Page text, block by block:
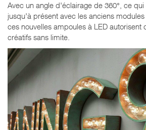
Avec un angle d'éclairage de 360°, ce
jusqu'à présent avec les anciens modules
ces nouvelles ampoules à LED autorisent
créatifs sans limite.